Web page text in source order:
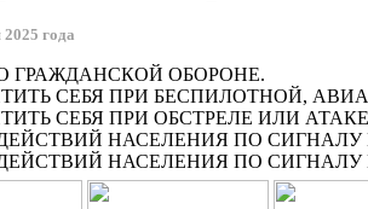
2025 года
ГРАЖДАНСКОЙ ОБОРОНЕ.
СЕБЯ ПРИ БЕСПИЛОТНОЙ,
СЕБЯ ПРИ ОБСТРЕЛЕ ИЛИ
НАСЕЛЕНИЯ ПО
НАСЕЛЕНИЯ ПО